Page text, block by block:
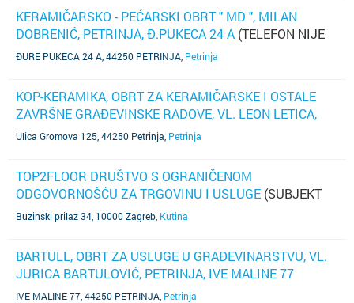
KERAMIČARSKO - PEĆARSKI OBRT " MD ", MILAN
DOBRENIĆ, PETRINJA, Đ.PUKECA 24 A (TELEFON NIJE
POZNAT)
ĐURE PUKECA 24 A, 44250 PETRINJA Petrinja
KOP-KERAMIKA, OBRT ZA KERAMIČARSKE I OSTALE
ZAVRŠNE GRAĐEVINSKE RADOVE, VL. LEON LETICA,
PETRINJA, ULICA GROMOVA 125
Ulica Gromova 125, 44250 Petrinja Petrinja
TOP2FLOOR DRUŠTVO S OGRANIČENOM
ODGOVORNOŠĆU ZA TRGOVINU I USLUGE (SUBJEKT
NIJE AŽURIRAO PODATKE)
Buzinski prilaz 34, 10000 Zagreb Kutina
BARTULL, OBRT ZA USLUGE U GRAĐEVINARSTVU, VL.
JURICA BARTULOVIĆ, PETRINJA, IVE MALINE 77
(SUBJEKT JE UGAŠEN)
IVE MALINE 77, 44250 PETRINJA Petrinja